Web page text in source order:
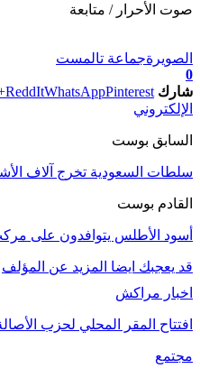
صوت الأحرار / متابعة
الصويرةجماعة تالمست
0
شارك
ReddItWhatsAppPinterest
الإلكتروني
السابق بوست
سلطات السعودية تخرج آلاف
القادم بوست
أسود الأطلس يتوافدون على
قد يعجبك ايضا المزيد عن المؤلف
اخبار مراكش
افتتاح المقر المحلي لحزب
مجتمع